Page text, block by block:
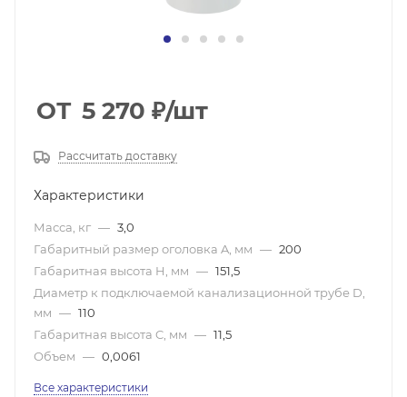
ОТ 5 270 ₽/шт
Рассчитать доставку
Характеристики
Масса, кг — 3,0
Габаритный размер оголовка A, мм — 200
Габаритная высота H, мм — 151,5
Диаметр к подключаемой канализационной трубе D,
мм — 110
Габаритная высота C, мм — 11,5
Объем — 0,0061
Все характеристики